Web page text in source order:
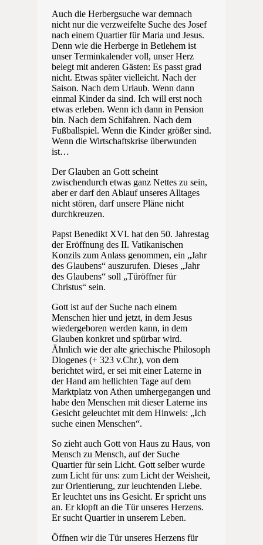
Auch die Herbergsuche war demnach
nicht nur die verzweifelte Suche des Josef
nach einem Quartier für Maria und Jesus.
Denn wie die Herberge in Betlehem ist
unser Terminkalender voll, unser Herz
belegt mit anderen Gästen: Es passt grad
nicht. Etwas später vielleicht. Nach der
Saison. Nach dem Urlaub. Wenn dann
einmal Kinder da sind. Ich will erst noch
etwas erleben. Wenn ich dann in Pension
bin. Nach dem Schifahren. Nach dem
Fußballspiel. Wenn die Kinder größer sind.
Wenn die Wirtschaftskrise überwunden
ist…
Der Glauben an Gott scheint
zwischendurch etwas ganz Nettes zu sein,
aber er darf den Ablauf unseres Alltages
nicht stören, darf unsere Pläne nicht
durchkreuzen.
Papst Benedikt XVI. hat den 50. Jahrestag
der Eröffnung des II. Vatikanischen
Konzils zum Anlass genommen, ein „Jahr
des Glaubens“ auszurufen. Dieses „Jahr
des Glaubens“ soll „Türöffner für
Christus“ sein.
Gott ist auf der Suche nach einem
Menschen hier und jetzt, in dem Jesus
wiedergeboren werden kann, in dem
Glauben konkret und spürbar wird.
Ähnlich wie der alte griechische Philosoph
Diogenes (+ 323 v.Chr.), von dem
berichtet wird, er sei mit einer Laterne in
der Hand am hellichten Tage auf dem
Marktplatz von Athen umhergegangen und
habe den Menschen mit dieser Laterne ins
Gesicht geleuchtet mit dem Hinweis: „Ich
suche einen Menschen“.
So zieht auch Gott von Haus zu Haus, von
Mensch zu Mensch, auf der Suche
Quartier für sein Licht. Gott selber wurde
zum Licht für uns: zum Licht der Weisheit,
zur Orientierung, zur leuchtenden Liebe.
Er leuchtet uns ins Gesicht. Er spricht uns
an. Er klopft an die Tür unseres Herzens.
Er sucht Quartier in unserem Leben.
Öffnen wir die Tür unseres Herzens für